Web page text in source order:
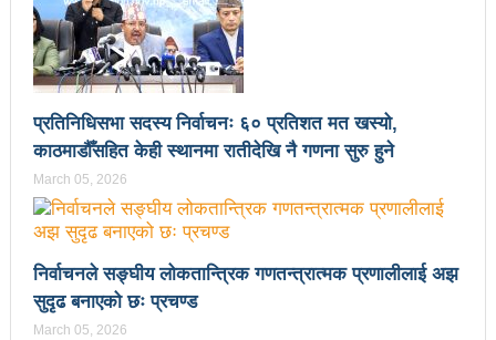
वटा सूचीकरणबाट हटे
इन्द्रेश्वर युवा समाजद्वारा बेलकोटगढीका ५ विद्यालयमा छात्रवृत्ति
वितरण
भरतपुरको मुख्य सडकमा भएको भूमिगत विद्युतिकरणको ब्रेकथ्रु
सकियो चितवन महोत्सव : ५ लाख सहभागि, ३० करोडको
कारोबार
बाघले झम्टिँदा मोटरसाइकलमा सवार दुई जना घाइते
टोखामा कर्जा सदुपयोगिता सम्बन्धी अन्तरक्रिया
प्रतिनिधिसभा सदस्य निर्वाचनः ६० प्रतिशत मत खस्यो,
काठमाडौँसहित केही स्थानमा रातीदेखि नै गणना सुरु हुने
March 05, 2026
निर्वाचनले सङ्घीय लोकतान्त्रिक गणतन्त्रात्मक प्रणालीलाई अझ
सुदृढ बनाएको छः प्रचण्ड
March 05, 2026